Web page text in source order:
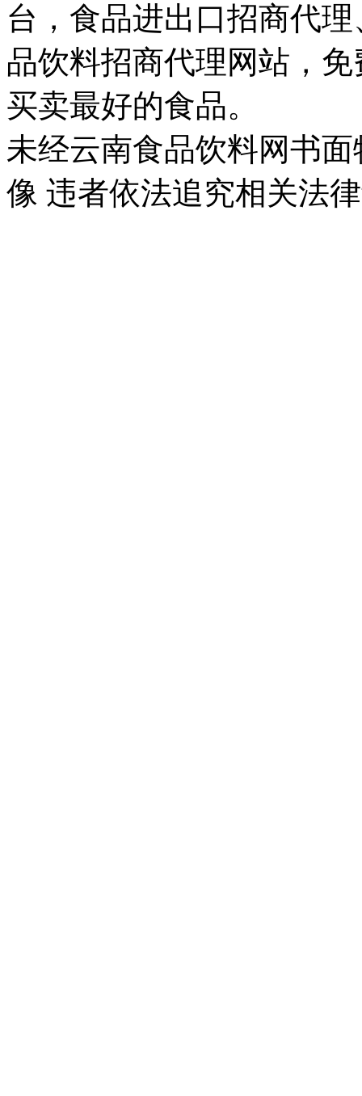
台，食品进出口招商代
品饮料招商代理网站，
买卖最好的食品。
未经云南食品饮料网书
像 违者依法追究相关法